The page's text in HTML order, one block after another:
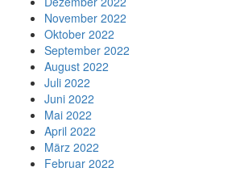
November 2022
Oktober 2022
September 2022
August 2022
Juli 2022
Juni 2022
Mai 2022
April 2022
März 2022
Februar 2022